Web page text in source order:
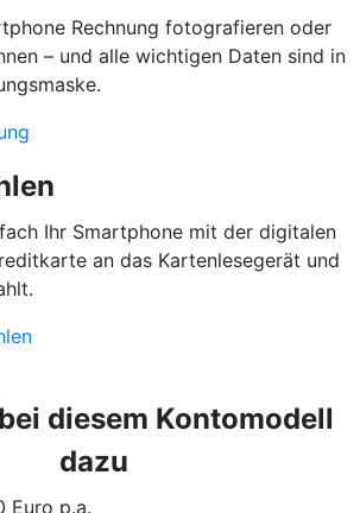
Rechnung fotografieren oder
– und alle wichtigen Daten sind in
Ihr Smartphone mit der digitalen
an das Kartenlesegerät und
diesem Kontomodell
dazu
Euro p.a.